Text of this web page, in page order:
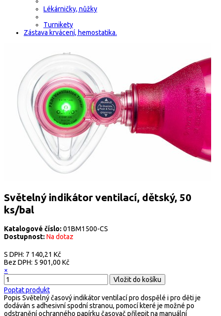
Lékárničky, nůžky
Turnikety
Zástava krvácení, hemostatika.
Světelný indikátor ventilací, dětský, 50
ks/bal
Katalogové číslo: 01BM1500-CS
Dostupnost: Na dotaz
S DPH: 7 140,21 Kč
Bez DPH: 5 901,00 Kč
×
Poptat produkt
Popis Světelný časový indikátor ventilací pro dospělé i pro děti je
dodáván s adhesivní spodní stranou, pomocí které je možné po
odstranění ochranného papírku časovač přilepit na manuální